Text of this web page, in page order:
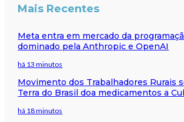
Mais Recentes
Meta entra em mercado da
dominado pela Anthropic e OpenAI
há 13 minutos
Movimento dos Trabalhadores Rurais
Terra do Brasil doa medicamentos a
há 18 minutos